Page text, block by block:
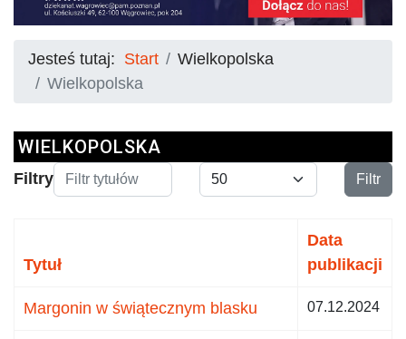
Jesteś tutaj: Start
Wielkopolska
Wielkopolska
WIELKOPOLSKA
FiltryFiltr tytułów Pokaż # Filtr
Tytuł
Data
publikacji
Margonin w świątecznym blasku 07.12.2024